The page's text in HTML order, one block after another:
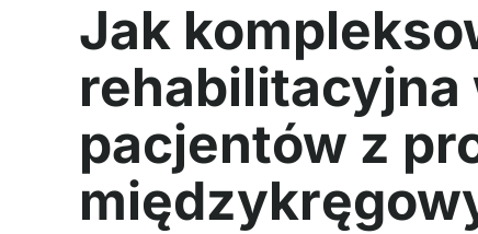
Jak
rehabilitacyjna
pacjentów z